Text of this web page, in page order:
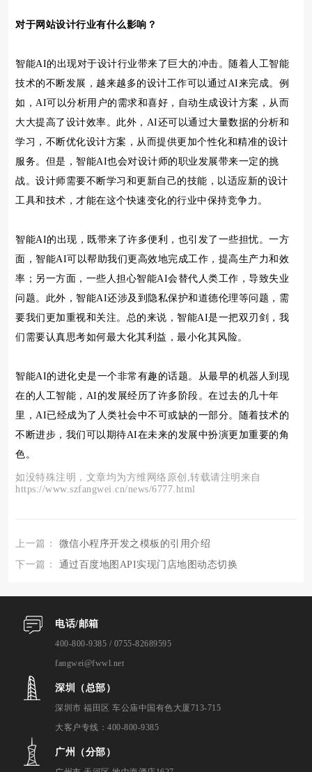
对于网站设计行业有什么影响？
智能AI的出现对于设计行业带来了巨大的冲击。随着人工智能
技术的不断发展，越来越多的设计工作可以通过AI来完成。例
如，AI可以分析用户的需求和喜好，自动生成设计方案，从而
大大提高了设计效率。此外，AI还可以通过大量数据的分析和
学习，不断优化设计方案，从而提供更加个性化和精准的设计
服务。但是，智能AI也会对设计师的职业发展带来一定的挑
战。设计师需要不断学习和更新自己的技能，以适应新的设计
工具和技术，才能在这个快速变化的行业中保持竞争力。
智能AI的出现，既带来了许多便利，也引发了一些担忧。一方
面，智能AI可以帮助我们更高效地完成工作，提高生产力和效
率；另一方面，一些人担心智能AI会替代人类工作，导致失业
问题。此外，智能AI还涉及到隐私保护和道德伦理等问题，需
要我们更加重视和关注。总的来说，智能AI是一把双刃剑，我
们需要认真思考如何最大化其利益，最小化其风险。
智能AI的进化史是一个非常有趣的话题。从最早的机器人到现
在的人工智能，AI的发展经历了许多阶段。在过去的几十年
里，AI已经成为了人类社会中不可或缺的一部分。随着技术的
不断进步，我们可以期待AI在未来的发展中扮演更加重要的角
色。
如没特殊注明，文章均为方维网络原创,转载请注明来自
https://www.szfangwei.cn/news/6777.html
上一篇： 微信小程序开发之模板的引用介绍
下一篇： 通过百度地图API实现门店地图动态切换
电话/邮箱
400-800-9385 / 0755-82689595
fangwei@fwwl.net
深圳（总部）
深圳市 福田区 车公庙中国有色大厦713-715
大客户专线：400-800-9385
广州（分部）